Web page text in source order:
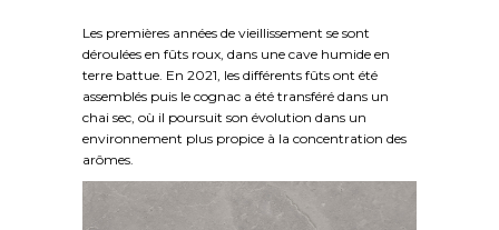
Les premières années de vieillissement se sont
déroulées en fûts roux, dans une cave humide en
terre battue. En 2021, les différents fûts ont été
assemblés puis le cognac a été transféré dans un
chai sec, où il poursuit son évolution dans un
environnement plus propice à la concentration des
arômes.